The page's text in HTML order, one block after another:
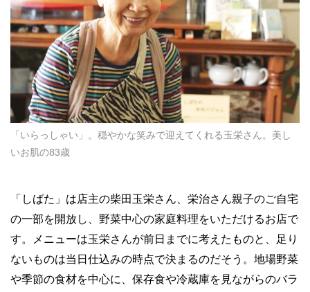
「いらっしゃい」。穏やかな笑みで迎えてくれる玉栄さん。美し
いお肌の83歳
「しばた」は店主の柴田玉栄さん、栄治さん親子のご自宅
の一部を開放し、野菜中心の家庭料理をいただけるお店で
す。メニューは玉栄さんが前日までに考えたものと、足り
ないものは当日仕込みの時点で決まるのだそう。地場野菜
や季節の食材を中心に、保存食や冷蔵庫を見ながらのバラ